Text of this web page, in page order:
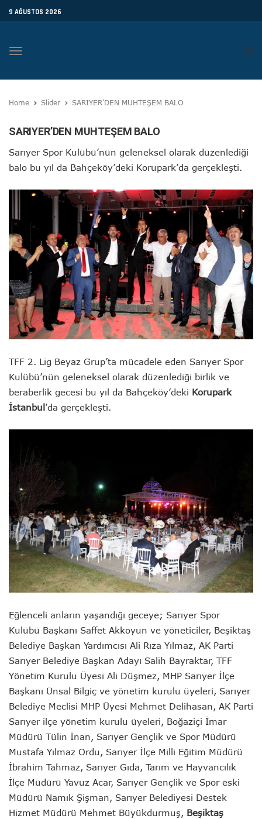
9 AĞUSTOS 2026
Toggle
Home Slider SARIYER’DEN MUHTEŞEM BALO
SARIYER’DEN MUHTEŞEM BALO
Sarıyer Spor Kulübü’nün geleneksel olarak düzenlediği
balo bu yıl da Bahçeköy’deki Korupark’da gerçekleşti.
TFF 2. Lig Beyaz Grup’ta mücadele eden Sarıyer Spor
Kulübü’nün geleneksel olarak düzenlediği birlik ve
beraberlik gecesi bu yıl da Bahçeköy’deki Korupark
İstanbul ’da gerçekleşti.
Eğlenceli anların yaşandığı geceye; Sarıyer Spor
Kulübü Başkanı Saffet Akkoyun ve yöneticiler, Beşiktaş
Belediye Başkan Yardımcısı Ali Rıza Yılmaz, AK Parti
Sarıyer Belediye Başkan Adayı Salih Bayraktar, TFF
Yönetim Kurulu Üyesi Ali Düşmez, MHP Sarıyer İlçe
Başkanı Ünsal Bilgiç ve yönetim kurulu üyeleri, Sarıyer
Belediye Meclisi MHP Üyesi Mehmet Delihasan, AK Parti
Sarıyer ilçe yönetim kurulu üyeleri, Boğaziçi İmar
Müdürü Tülin İnan, Sarıyer Gençlik ve Spor Müdürü
Mustafa Yılmaz Ordu, Sarıyer İlçe Milli Eğitim Müdürü
İbrahim Tahmaz, Sarıyer Gıda, Tarım ve Hayvancılık
İlçe Müdürü Yavuz Acar, Sarıyer Gençlik ve Spor eski
Müdürü Namık Şişman, Sarıyer Belediyesi Destek
Hizmet Müdürü Mehmet Büyükdurmuş, Beşiktaş